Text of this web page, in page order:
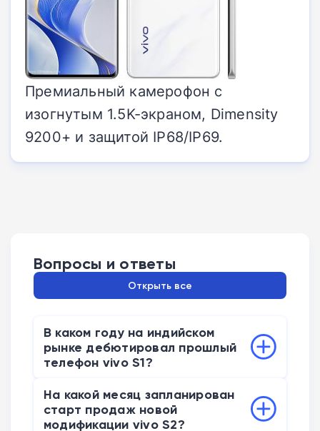
Премиальный камерофон с
изогнутым 1.5K-экраном, Dimensity
9200+ и защитой IP68/IP69.
Вопросы и ответы
Открыть все
В каком году на индийском
рынке дебютировал прошлый
телефон vivo S1?
вышел на локальный рынок в 2019 году.
На какой месяц запланирован
старт продаж новой
модификации vivo S2?